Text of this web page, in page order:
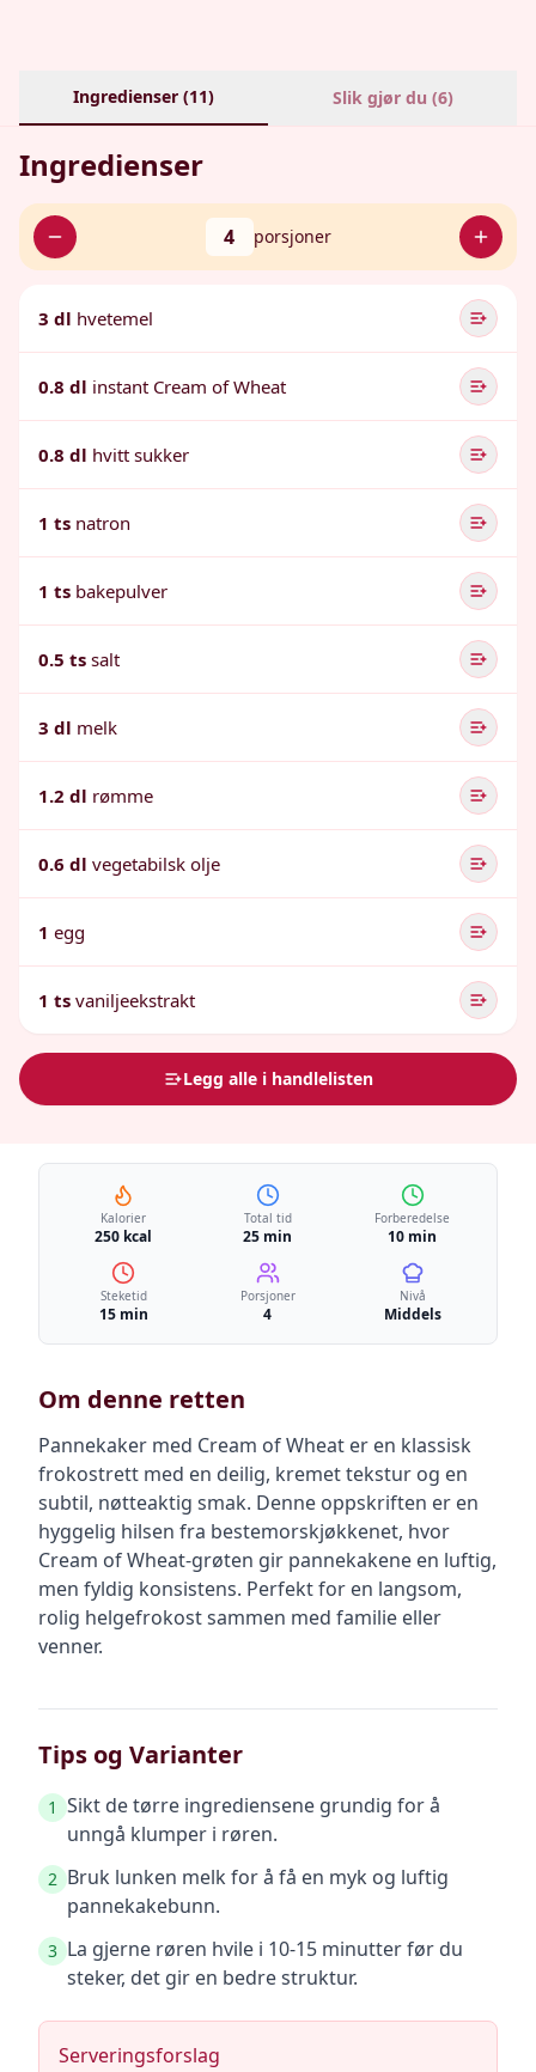
Ingredienser (11) Slik gjør du (6)
Ingredienser
4 porsjoner
3 dl hvetemel
0.8 dl instant Cream of Wheat
0.8 dl hvitt sukker
1 ts natron
1 ts bakepulver
0.5 ts salt
3 dl melk
1.2 dl rømme
0.6 dl vegetabilsk olje
1 egg
1 ts vaniljeekstrakt
Legg alle i handlelisten
Kalorier
250 kcal
Total tid
25 min
Forberedelse
10 min
Steketid
15 min
Porsjoner
4
Nivå
Middels
Om denne retten
Pannekaker med Cream of Wheat er en klassisk
frokostrett med en deilig, kremet tekstur og en
subtil, nøtteaktig smak. Denne oppskriften er en
hyggelig hilsen fra bestemorskjøkkenet, hvor
Cream of Wheat-grøten gir pannekakene en luftig,
men fyldig konsistens. Perfekt for en langsom,
rolig helgefrokost sammen med familie eller
venner.
Tips og Varianter
1 Sikt de tørre ingrediensene grundig for å
unngå klumper i røren.
2 Bruk lunken melk for å få en myk og luftig
pannekakebunn.
3 La gjerne røren hvile i 10-15 minutter før du
steker, det gir en bedre struktur.
Serveringsforslag